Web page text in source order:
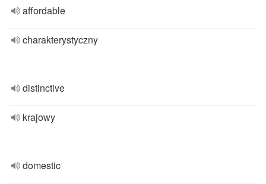
affordable
charakterystyczny
distinctive
krajowy
domestic